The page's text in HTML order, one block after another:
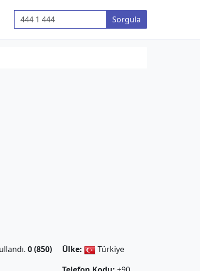
Telefon Numarası Sorgula
0 (850)
Ülke:
Türkiye